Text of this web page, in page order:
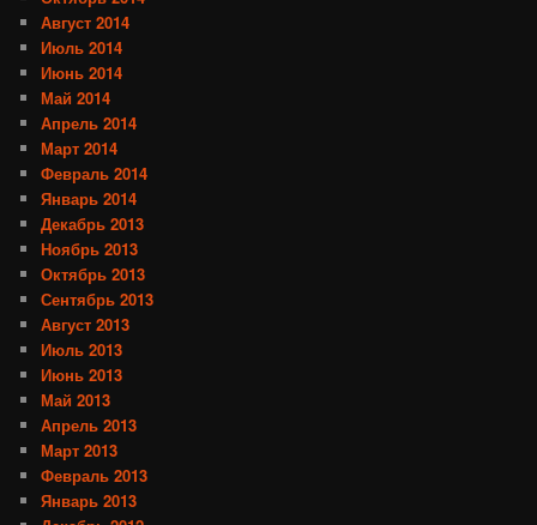
Август 2014
Июль 2014
Июнь 2014
Май 2014
Апрель 2014
Март 2014
Февраль 2014
Январь 2014
Декабрь 2013
Ноябрь 2013
Октябрь 2013
Сентябрь 2013
Август 2013
Июль 2013
Июнь 2013
Май 2013
Апрель 2013
Март 2013
Февраль 2013
Январь 2013